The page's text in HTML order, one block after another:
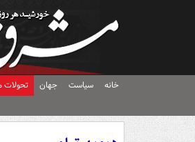
خانه سیاست جهان تحولات